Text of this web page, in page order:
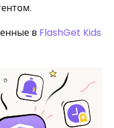
в FlashGet Kids